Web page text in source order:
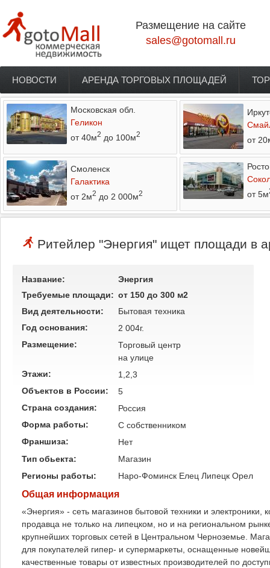
Размещение на сайте
sales@gotomall.ru
Главное меню
НОВОСТИ АРЕНДА ТОРГОВЫХ ПЛОЩАДЕЙ
Московская обл.
Геликон
от 40м2 до 100м2
от
Смоленск
Галактика
от 2м2 до 2 000м2
от 5м
Ритейлер "Энергия" ищет площади в
Название:
Энергия
Требуемые площади: от 150 до 300 м2
Вид деятельности:
Бытовая техника
Год основания:
2 004г.
Размещение:
Торговый центр
на улице
Этажи:
1,2,3
Объектов в России:
5
Страна создания:
Россия
Форма работы:
C собственником
Франшиза:
Нет
Тип обьекта:
Магазин
Регионы работы:
Наро-Фоминск Елец Липецк Орел
Общая информация
«Энергия» - сеть магазинов бытовой техники и
продавца не только на липецком, но и на региональном
крупнейших торговых сетей в Центральном Черноземье.
для покупателей гипер- и супермаркеты, оснащенные
качественные товары от известных производителей по